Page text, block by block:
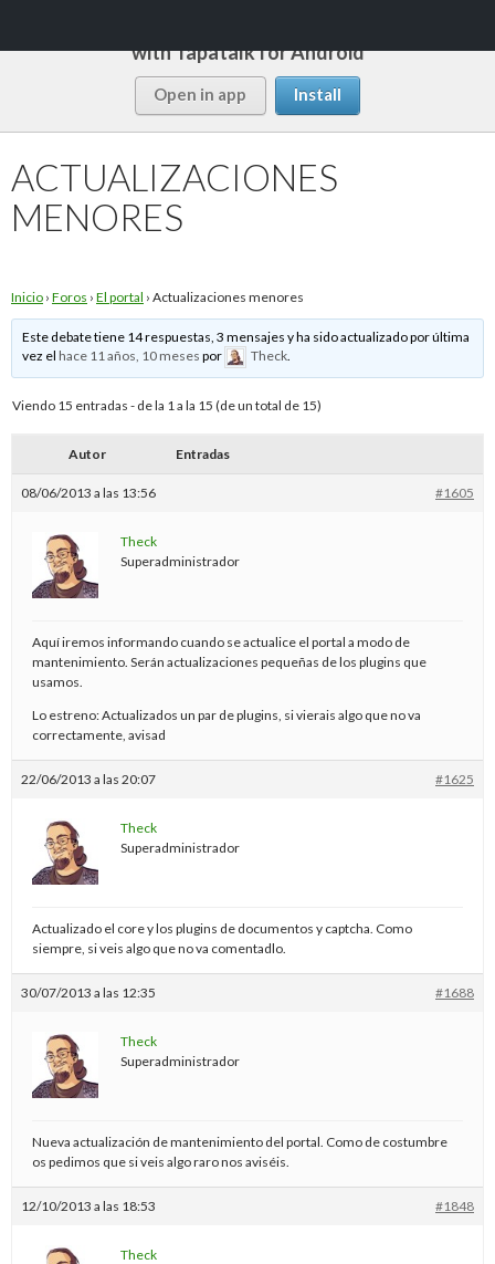
with Tapatalk for Android
Open in app Install
ACTUALIZACIONES
MENORES
Inicio › Foros › El portal › Actualizaciones menores
Este debate tiene 14 respuestas, 3 mensajes y ha sido actualizado por última
vez elhace 11 años, 10 meses por Theck.
Viendo 15 entradas - de la 1 a la 15 (de un total de 15)
Autor Entradas
08/06/2013 a las 13:56 #1605
Theck
Superadministrador
Aquí iremos informando cuando se actualice el portal a modo de
mantenimiento. Serán actualizaciones pequeñas de los plugins que
usamos.
Lo estreno: Actualizados un par de plugins, si vierais algo que no va
correctamente, avisad
22/06/2013 a las 20:07 #1625
Theck
Superadministrador
Actualizado el core y los plugins de documentos y captcha. Como
siempre, si veis algo que no va comentadlo.
30/07/2013 a las 12:35 #1688
Theck
Superadministrador
Nueva actualización de mantenimiento del portal. Como de costumbre
os pedimos que si veis algo raro nos aviséis.
12/10/2013 a las 18:53 #1848
Theck